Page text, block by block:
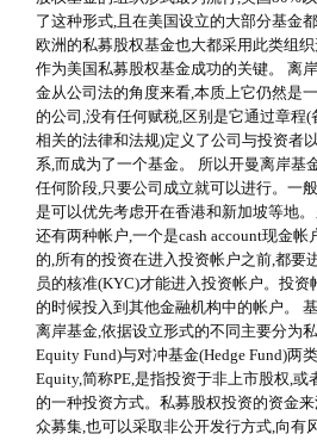
了这种形式,且在美国设立的大部分基金
欧洲的私募股权基金也大都采用此类组
作为美国私募股权基金成功的关键。 离
金从公司法的角度来看,本质上它仍然是
的公司,没有任何赋税,区别是它通过章程
相关的法律和法规)定义了公司与投资者
系,而成为了一个基金。 所以开曼离岸基
任何阶段,只要公司成立就可以进行。一
是可以优先考虑开在香港和新加坡等地
还有两种帐户,一个是cash account现金
的,所有的投资在进入投资帐户之前,都要
员的核准(KYC)才能进入投资帐户。投
的时候投入到其他金融机构中的帐户。
离岸基金,依据设立形式的不同主要分为
Equity Fund)与对冲基金(Hedge Fund)两
Equity,简称PE,是指投资于非上市股权,或
的一种投资方式。私募股权投资的资金
众募集,也可以采取非公开发行方式,向有